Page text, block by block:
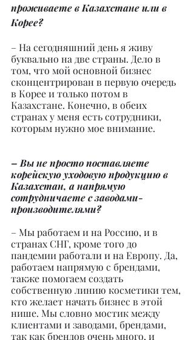
проживаете в Казахстане или в
Корее?
– На сегодняшний день я живу
буквально на две страны. Дело в
том, что мой основной бизнес
сконцентрирован в первую очередь
в Корее и только потом в
Казахстане. Конечно, в обеих
странах у меня есть сотрудники,
которым нужно мое внимание.
– Вы не просто поставляете
корейскую уходовую продукцию в
Казахстан, а напрямую
сотрудничаете с заводами-
производителями?
– Мы работаем и на Россию, и в
странах СНГ, кроме того до
пандемии работали и на Европу. Да,
работаем напрямую с брендами,
также помогаем создать
собственную линию косметики тем,
кто желает начать бизнес в этой
нише. Мы словно мостик между
клиентами и заводами, брендами,
так как брендов очень много, и